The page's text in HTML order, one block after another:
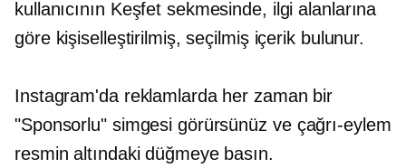
kullanıcının Keşfet sekmesinde, ilgi alanlarına
göre kişiselleştirilmiş, seçilmiş içerik bulunur.
Instagram'da reklamlarda her zaman bir
"Sponsorlu" simgesi görürsünüz ve çağrı-eylem
resmin altındaki düğmeye basın.